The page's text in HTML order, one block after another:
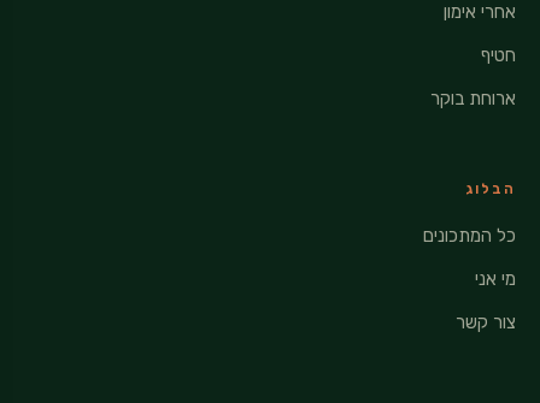
אחרי אימון
חטיף
ארוחת בוקר
הבלוג
כל המתכונים
מי אני
צור קשר